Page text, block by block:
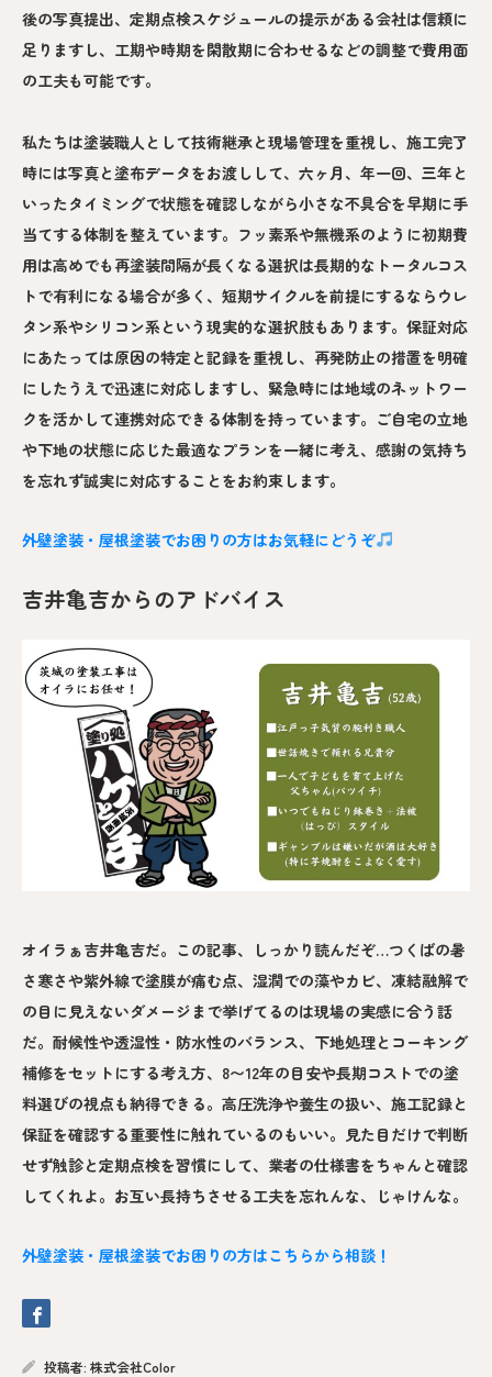
後の写真提出、定期点検スケジュールの提示がある会社は信頼に
足りますし、工期や時期を閑散期に合わせるなどの調整で費用面
の工夫も可能です。
私たちは塗装職人として技術継承と現場管理を重視し、施工完了
時には写真と塗布データをお渡しして、六ヶ月、年一回、三年と
いったタイミングで状態を確認しながら小さな不具合を早期に手
当てする体制を整えています。フッ素系や無機系のように初期費
用は高めでも再塗装間隔が長くなる選択は長期的なトータルコス
トで有利になる場合が多く、短期サイクルを前提にするならウレ
タン系やシリコン系という現実的な選択肢もあります。保証対応
にあたっては原因の特定と記録を重視し、再発防止の措置を明確
にしたうえで迅速に対応しますし、緊急時には地域のネットワー
クを活かして連携対応できる体制を持っています。ご自宅の立地
や下地の状態に応じた最適なプランを一緒に考え、感謝の気持ち
を忘れず誠実に対応することをお約束します。
外壁塗装・屋根塗装でお困りの方はお気軽にどうぞ
吉井亀吉からのアドバイス
オイラぁ吉井亀吉だ。この記事、しっかり読んだぞ…つくばの暑
さ寒さや紫外線で塗膜が痛む点、湿潤での藻やカビ、凍結融解で
の目に見えないダメージまで挙げてるのは現場の実感に合う話
だ。耐候性や透湿性・防水性のバランス、下地処理とコーキング
補修をセットにする考え方、8〜12年の目安や長期コストでの塗
料選びの視点も納得できる。高圧洗浄や養生の扱い、施工記録と
保証を確認する重要性に触れているのもいい。見た目だけで判断
せず触診と定期点検を習慣にして、業者の仕様書をちゃんと確認
してくれよ。お互い長持ちさせる工夫を忘れんな、じゃけんな。
外壁塗装・屋根塗装でお困りの方はこちらから相談！
投稿者: 株式会社Color